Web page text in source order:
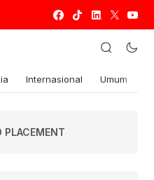
Internasional Umum
PLACEMENT